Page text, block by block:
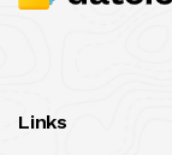
Links